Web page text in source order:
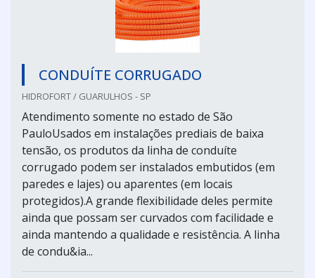
CONDUÍTE CORRUGADO
HIDROFORT / GUARULHOS - SP
Atendimento somente no estado de São
PauloUsados em instalações prediais de baixa
tensão, os produtos da linha de conduíte
corrugado podem ser instalados embutidos (em
paredes e lajes) ou aparentes (em locais
protegidos).A grande flexibilidade deles permite
ainda que possam ser curvados com facilidade e
ainda mantendo a qualidade e resistência. A linha
de condu&ia...